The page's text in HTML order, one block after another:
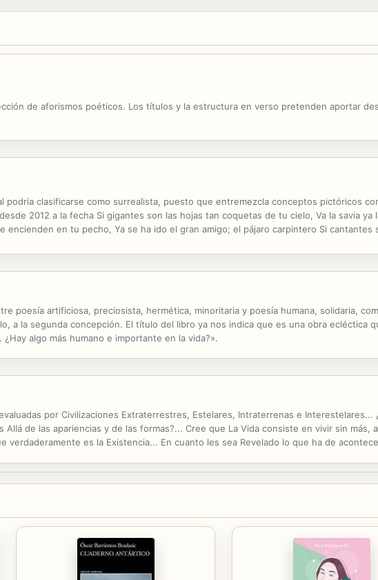
de aforismos poéticos. Los títulos y la estructura en verso pretenden aportar
podría clasificarse como surrealista, puesto que entremezcla conceptos pictóricos
2012 a la fecha Si gigantes son las hojas tan coquetas de tu cielo, Va la savia
encienden en tu pecho, Ya se ha ido el gran amigo; el pájaro carpintero Si
poesía artificiosa, preciosista, hermética, minoritaria y poesía humana, solidaria,
a la segunda concepción. El título del libro ya nos indica que es una obra ecléctica
algo más humano e importante en la vida?».
por Civilizaciones Extraterrestres, Estelares, Intraterrenas e Interestelares...
Allá de las apariencias y de las formas?... Cree que La Vida consiste en vivir sin
verdaderamente es la Existencia... En cuanto les sea Revelado lo que ha de